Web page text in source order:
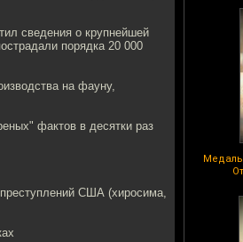
Медаль
сведения о крупнейшей
порядка 20 000
на фауну,
фактов в десятки раз
США (хиросима,